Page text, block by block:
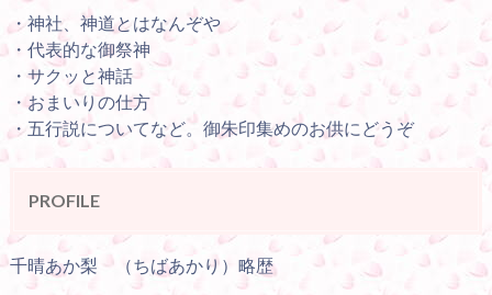
・神社、神道とはなんぞや
・代表的な御祭神
・サクッと神話
・おまいりの仕方
・五行説についてなど。御朱印集めのお供にどうぞ
PROFILE
千晴あか梨 （ちばあかり）略歴